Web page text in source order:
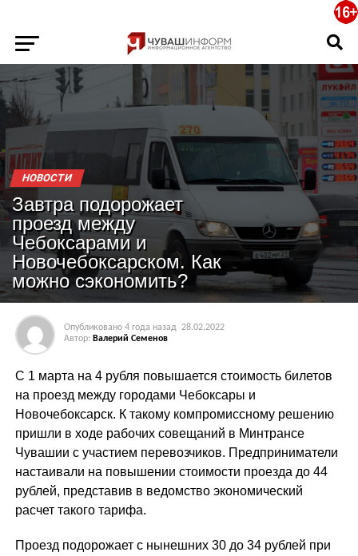
НОВОСТИ
Завтра подорожает
проезд между
Чебоксарами и
Новочебоксарском. Как
можно сэкономить?
Опубликовано 4 года назад 28.02.2022
Автор: Валерий Семенов
С 1 марта на 4 рубля повышается стоимость билетов
на проезд между городами Чебоксары и
Новочебоксарск. К такому компромиссному решению
пришли в ходе рабочих совещаний в Минтрансе
Чувашии с участием перевозчиков. Предприниматели
настаивали на повышении стоимости проезда до 44
рублей, представив в ведомство экономический
расчет такого тарифа.
Проезд подорожает с нынешних 30 до 34 рублей при